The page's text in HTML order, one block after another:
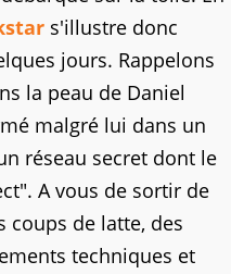
s'illustre donc
jours. Rappelons
la peau de Daniel
malgré lui dans un
réseau secret dont le
A vous de sortir de
coups de latte, des
techniques et